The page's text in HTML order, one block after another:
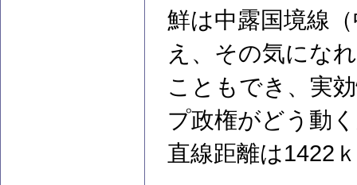
鮮は中露国境線
え、その気にな
こともでき、実
プ政権がどう動
直線距離は1422